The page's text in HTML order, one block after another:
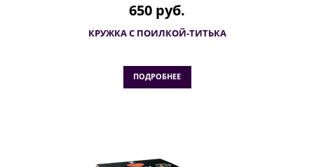
650 руб.
КРУЖКА С ПОИЛКОЙ-ТИТЬКА
ПОДРОБНЕЕ